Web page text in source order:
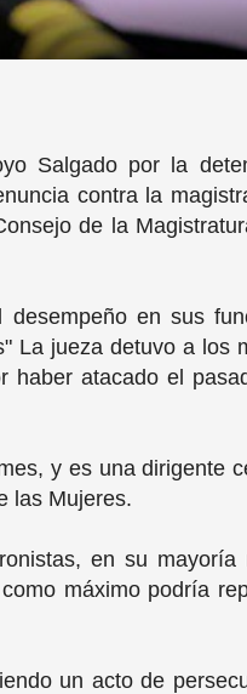
Salgado por la
contra la
de la
en sus
La jueza detuvo a los
haber atacado el
y es una dirigente
las Mujeres.
en su mayoría
máximo podría
un acto de